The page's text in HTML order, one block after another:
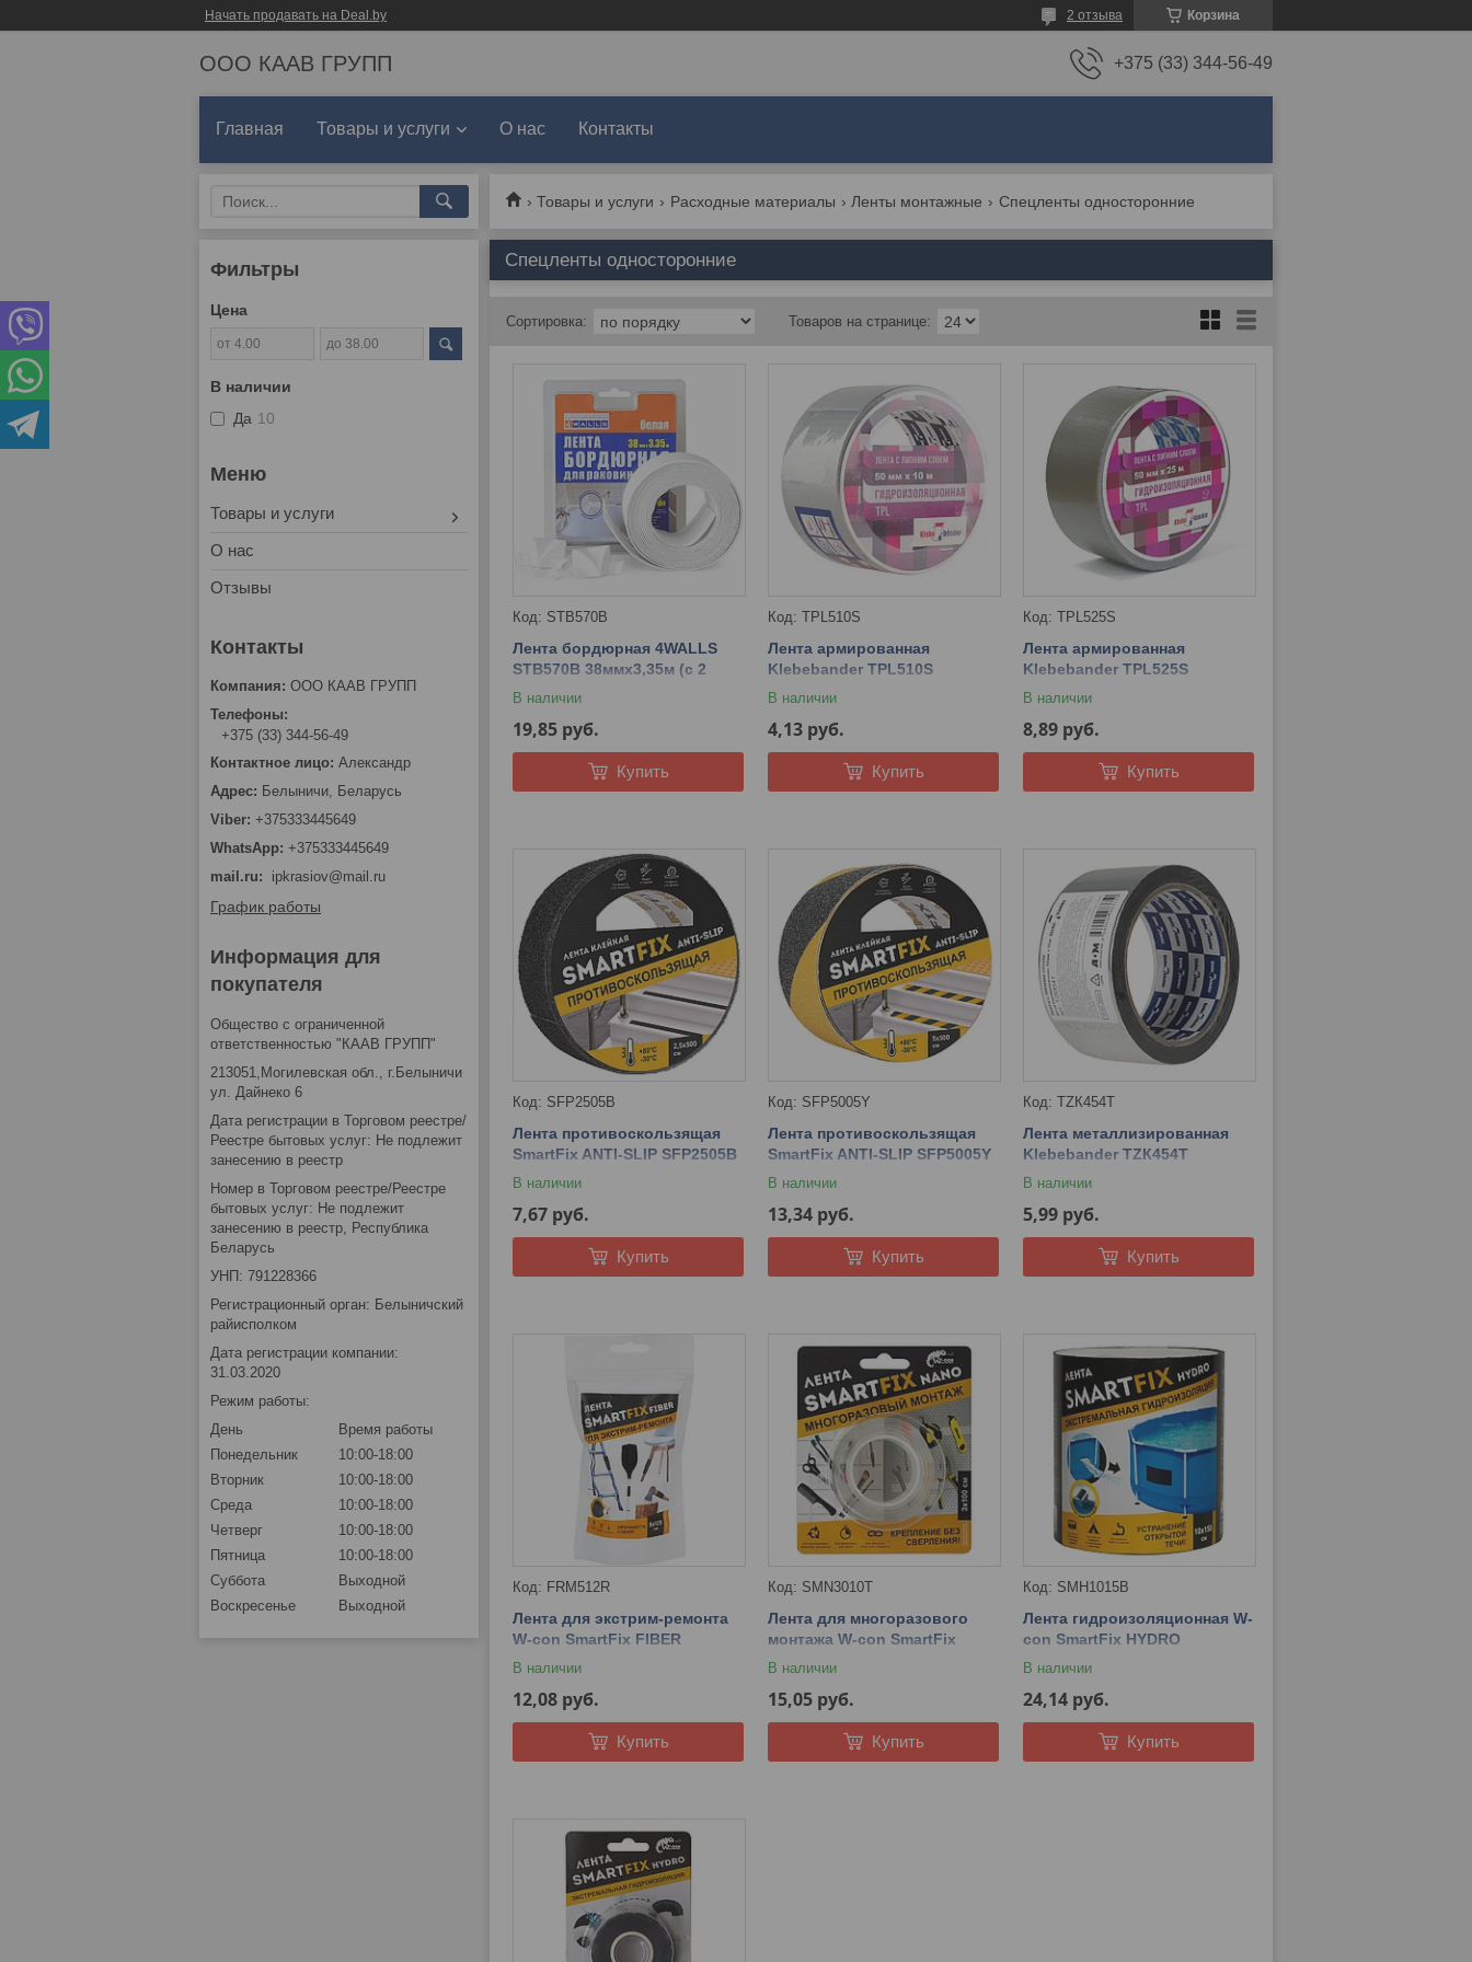
Начать продавать на Deal.by Корзина
2 отзыва
ООО КААВ ГРУПП +375 (33) 344-56-49
Главная Товары и услуги О нас Контакты
Товары и услуги Расходные материалы Ленты монтажные Спецленты односторонние
Спецленты односторонние
STB570B
Лента бордюрная 4WALLS
STB570B 38ммх3,35м (с 2
уголками, фигурная, белая,
В наличии
19,85 руб.
Купить
TPL510S
Лента армированная
Klebebander TPL510S
50ммх10м, серый, в инд.
В наличии
4,13 руб.
Купить
TPL525S
Лента армированная
Klebebander TPL525S
50ммх25м, серый, в инд.
В наличии
8,89 руб.
Купить
SFP2505B
Лента противоскользящая
SmartFix ANTI-SLIP SFP2505B
25мм*5м (черная, стойкость к
В наличии
7,67 руб.
Купить
SFP5005Y
Лента противоскользящая
SmartFix ANTI-SLIP SFP5005Y
50мм*5м (чёрно-жёлтая,
В наличии
13,34 руб.
Купить
TZК454T
Лента металлизированная
Klebebander TZК454T
50ммх50м, в инд. упаковке
В наличии
5,99 руб.
Купить
FRM512R
Лента для экстрим-ремонта
W-con SmartFix FIBER
FRM512R 50мм*1,25м
В наличии
12,08 руб.
Купить
SMN3010T
Лента для многоразового
монтажа W-con SmartFix
NANO SMN3010T 30мм*1м
В наличии
15,05 руб.
Купить
SMH1015B
Лента гидроизоляционная W-
con SmartFix HYDRO
SMH1015B 100мм*1,5м (под
В наличии
24,14 руб.
Купить
Фильтры
Цена
В наличии
Да 10
Товары и услуги
О нас
Отзывы
ООО КААВ ГРУПП
+375 (33) 344-56-49
Александр
Белыничи, Беларусь
+375333445649
+375333445649
mail.ru
ipkrasiov@mail.ru
График работы
Информация для
покупателя
Общество с ограниченной
ответственностью "КААВ ГРУПП"
213051,Могилевская обл., г.Белыничи
ул. Дайнеко 6
Дата регистрации в Торговом реестре/
Реестре бытовых услуг: Не подлежит
занесению в реестр
Номер в Торговом реестре/Реестре
бытовых услуг: Не подлежит
занесению в реестр, Республика
Беларусь
УНП: 791228366
Регистрационный орган: Белыничский
райисполком
Дата регистрации компании:
31.03.2020
Режим работы:
День
Время работы
Понедельник
10:00-18:00
Вторник
10:00-18:00
Среда
10:00-18:00
Четверг
10:00-18:00
Пятница
10:00-18:00
Суббота
Выходной
Воскресенье
Выходной